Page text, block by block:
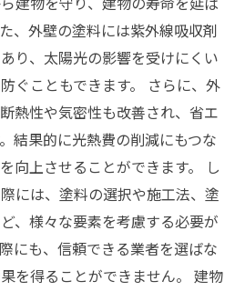
、外壁の塗料には紫外線吸収剤
り、太陽光の影響を受けにくい
ぐこともできます。 さらに、外
熱性や気密性も改善され、省エ
結果的に光熱費の削減にもつな
向上させることができます。 し
には、塗料の選択や施工法、塗
、様々な要素を考慮する必要が
にも、信頼できる業者を選ばな
を得ることができません。 建物